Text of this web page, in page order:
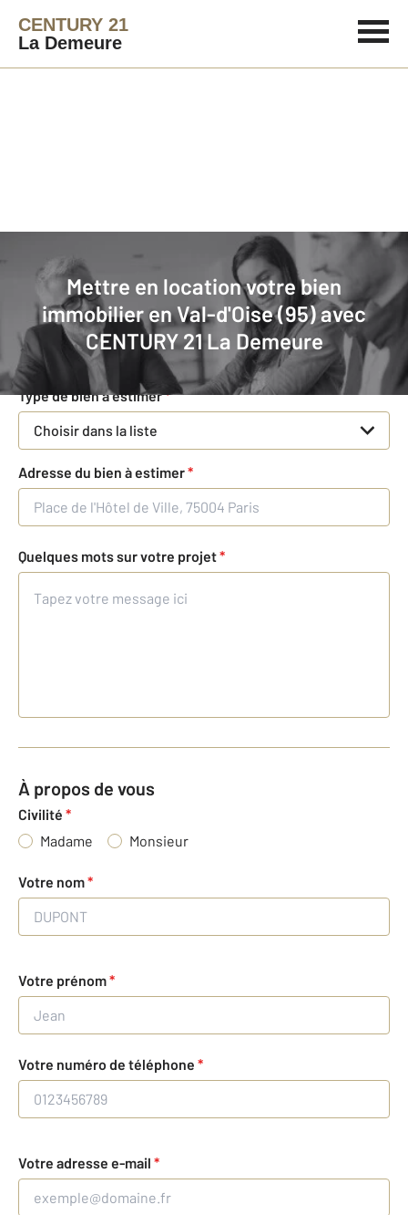
CENTURY 21
La Demeure
Mettre en location votre bien
immobilier en Val-d'Oise (95) avec
CENTURY 21 La Demeure
Agence immobilière
Faites estimer gratuitement votre
bien en location
Concernant votre bien
Type de bien à estimer*
Choisir dans la liste
Adresse du bien à estimer*
Quelques mots sur votre projet*
À propos de vous
Civilité *
Madame
Monsieur
Votre nom*
Votre prénom*
Votre numéro de téléphone *
Votre adresse e-mail *